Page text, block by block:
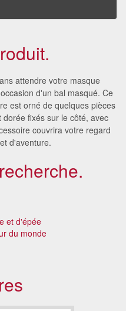
attendre votre masque
d'un bal masqué. Ce
est orné de quelques pièces
fixés sur le côté, avec
couvrira votre regard
d'aventure.
et d'épée
du monde